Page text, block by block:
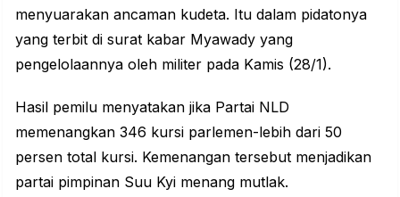
menyuarakan ancaman kudeta. Itu dalam pidatonya
yang terbit di surat kabar Myawady yang
pengelolaannya oleh militer pada Kamis (28/1).
Hasil pemilu menyatakan jika Partai NLD
memenangkan 346 kursi parlemen-lebih dari 50
persen total kursi. Kemenangan tersebut menjadikan
partai pimpinan Suu Kyi menang mutlak.